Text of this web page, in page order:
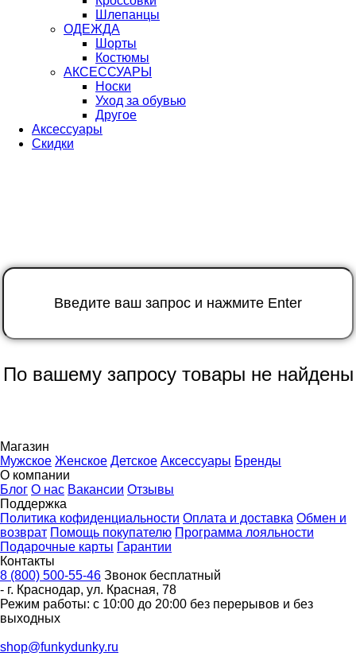
Шлепанцы
ОДЕЖДА
Шорты
Костюмы
АКСЕССУАРЫ
Носки
Уход за обувью
Другое
Аксессуары
Скидки
По вашему запросу товары не найдены
Магазин
Мужское Женское Детское Аксессуары Бренды
О компании
Блог О нас Вакансии Отзывы
Поддержка
Политика кофиденциальности Оплата и доставка Обмен и
возврат Помощь покупателю Программа лояльности
Подарочные карты Гарантии
Контакты
8 (800) 500-55-46 Звонок бесплатный
- г. Краснодар, ул. Красная, 78
Режим работы: с 10:00 до 20:00 без перерывов и без
выходных
shop@funkydunky.ru